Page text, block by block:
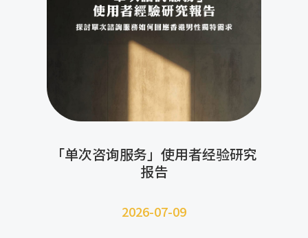
「单次咨询服务」使用者经验研究
报告
2026-07-09